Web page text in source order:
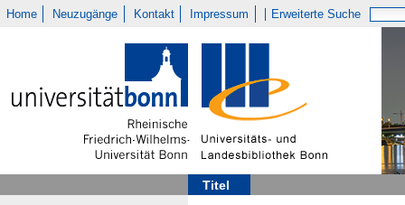
Home Neuzugänge Kontakt Impressum Erweiterte Suche
Titel